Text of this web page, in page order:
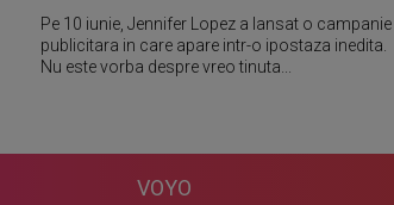
Pe 10 iunie, Jennifer Lopez a lansat o campanie
publicitara in care apare intr-o ipostaza inedita.
Nu este vorba despre vreo tinuta...
VOYO